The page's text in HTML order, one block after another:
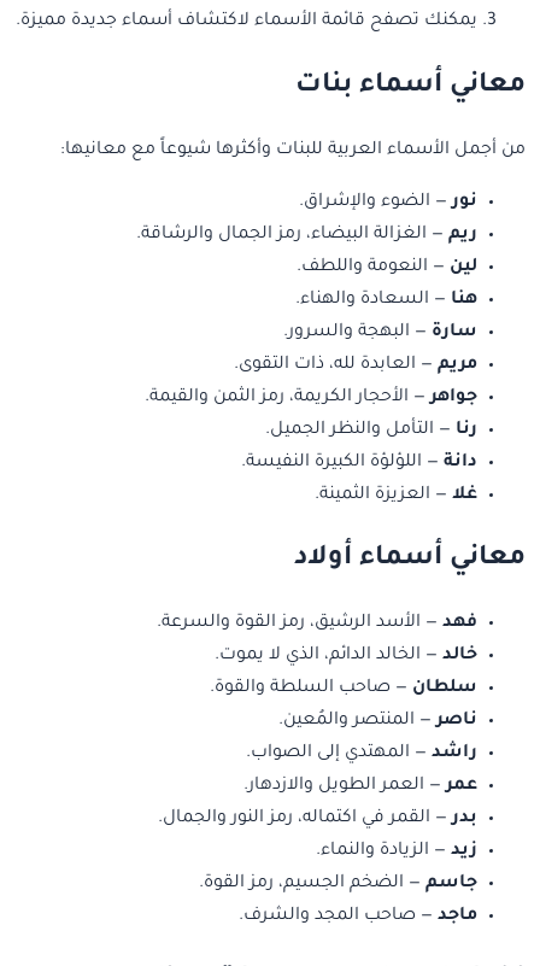
يمكنك تصفح قائمة الأسماء لاكتشاف أسماء جديدة مميزة.
معاني أسماء بنات
من أجمل الأسماء العربية للبنات وأكثرها شيوعاً مع معانيها:
نور— الضوء والإشراق.
ريم — الغزالة البيضاء، رمز الجمال والرشاقة.
لين — النعومة واللطف.
هنا — السعادة والهناء.
سارة — البهجة والسرور.
مريم — العابدة لله، ذات التقوى.
جواهر— الأحجار الكريمة، رمز الثمن والقيمة.
رنا — التأمل والنظر الجميل.
دانة — اللؤلؤة الكبيرة النفيسة.
غلا — العزيزة الثمينة.
معاني أسماء أولاد
فهد — الأسد الرشيق، رمز القوة والسرعة.
خالد — الخالد الدائم، الذي لا يموت.
سلطان — صاحب السلطة والقوة.
ناصر— المنتصر والمُعين.
راشد — المهتدي إلى الصواب.
عمر— العمر الطويل والازدهار.
بدر— القمر في اكتماله، رمز النور والجمال.
زيد — الزيادة والنماء.
جاسم — الضخم الجسيم، رمز القوة.
ماجد — صاحب المجد والشرف.